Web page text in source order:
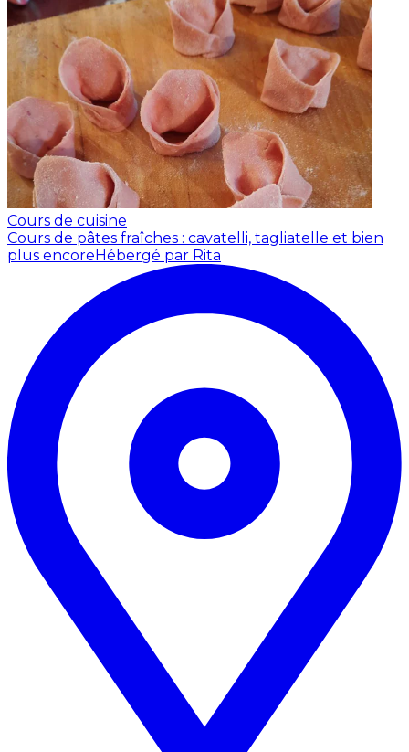
Cours de cuisine
Cours de pâtes fraîches : cavatelli, tagliatelle et bien
plus encore Hébergé par Rita